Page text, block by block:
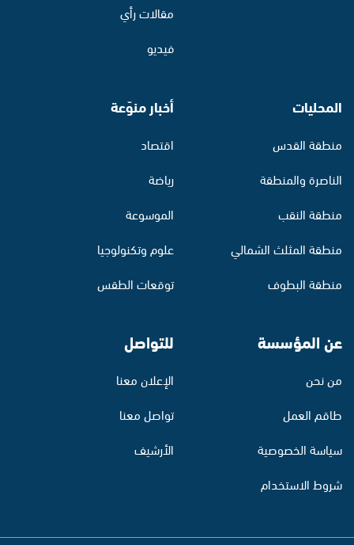
مقالات رأي
فيديو
المحليات
منطقة القدس
الناصرة والمنطقة
منطقة النقب
منطقة المثلث الشمالي
منطقة البطوف
أخبار منوّعة
اقتصاد
رياضة
الموسوعة
علوم وتكنولوجيا
توقعات الطقس
عن المؤسسة
من نحن
طاقم العمل
سياسة الخصوصية
شروط الاستخدام
للتواصل
الإعلان معنا
تواصل معنا
الأرشيف